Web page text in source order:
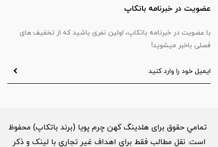
عضویت در خبرنامه باتکاپ
با عضویت در خبرنامه باتکاپ، اولین نفری باشید که از تخفیف های
فصلی باخبر میشوید!
تمامي حقوق برای هلدینگ کهن چرم پویا (برند باتکاپ) محفوظ
است. نقل مطالب فقط براي اهداف غير تجاري با لینک و ذکر